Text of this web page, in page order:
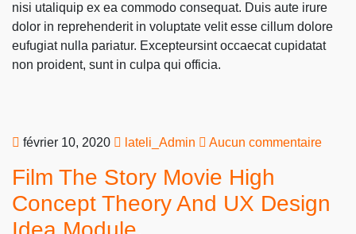
nisi utaliquip ex ea commodo consequat. Duis aute irure
dolor in reprehenderit in voluptate velit esse cillum dolore
eufugiat nulla pariatur. Excepteursint occaecat cupidatat
non proident, sunt in culpa qui officia.
février 10, 2020 lateli_Admin Aucun commentaire
Film The Story Movie High
Concept Theory And UX Design